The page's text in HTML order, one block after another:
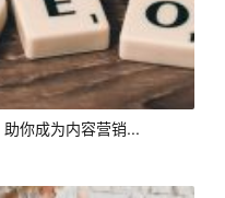
你成为内容营销...